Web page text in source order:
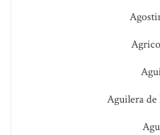
Aguilera de